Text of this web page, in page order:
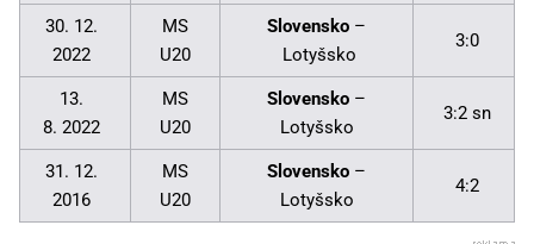
30. 12.
2022
MS
U20
Slovensko –
Lotyšsko
3:0
13.
8. 2022
MS
U20
Slovensko –
Lotyšsko
3:2 sn
31. 12.
2016
MS
U20
Slovensko –
Lotyšsko
4:2